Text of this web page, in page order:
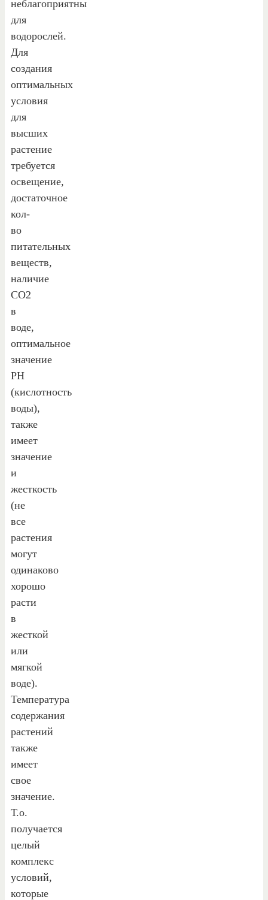
неблагоприятны
для
водорослей.
Для
создания
оптимальных
условия
для
высших
растение
требуется
освещение,
достаточное
кол-
во
питательных
веществ,
наличие
CO2
в
воде,
оптимальное
значение
PH
(кислотность
воды),
также
имеет
значение
и
жесткость
(не
все
растения
могут
одинаково
хорошо
расти
в
жесткой
или
мягкой
воде).
Температура
содержания
растений
также
имеет
свое
значение.
Т.о.
получается
целый
комплекс
условий,
которые